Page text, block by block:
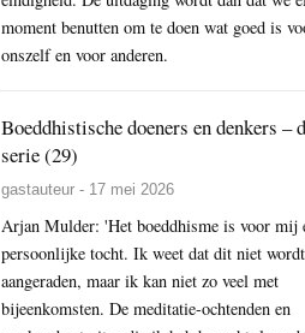
moment benutten om te doen wat goed is
onszelf en voor anderen.
Boeddhistische doeners en denkers –
serie (29)
gastauteur - 17 mei 2026
Arjan Mulder: 'Het boeddhisme is voor mij
persoonlijke tocht. Ik weet dat dit niet wordt
aangeraden, maar ik kan niet zo veel met
bijeenkomsten. De meditatie-ochtenden en